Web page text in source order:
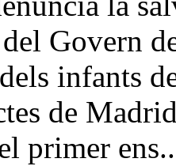
Govern
infants
de
primer